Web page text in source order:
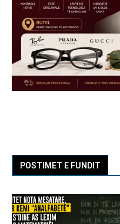
POSTIMET E FUNDIT